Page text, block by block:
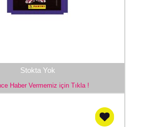
Stokta Yok
Haber Vermemiz için Tıkla !